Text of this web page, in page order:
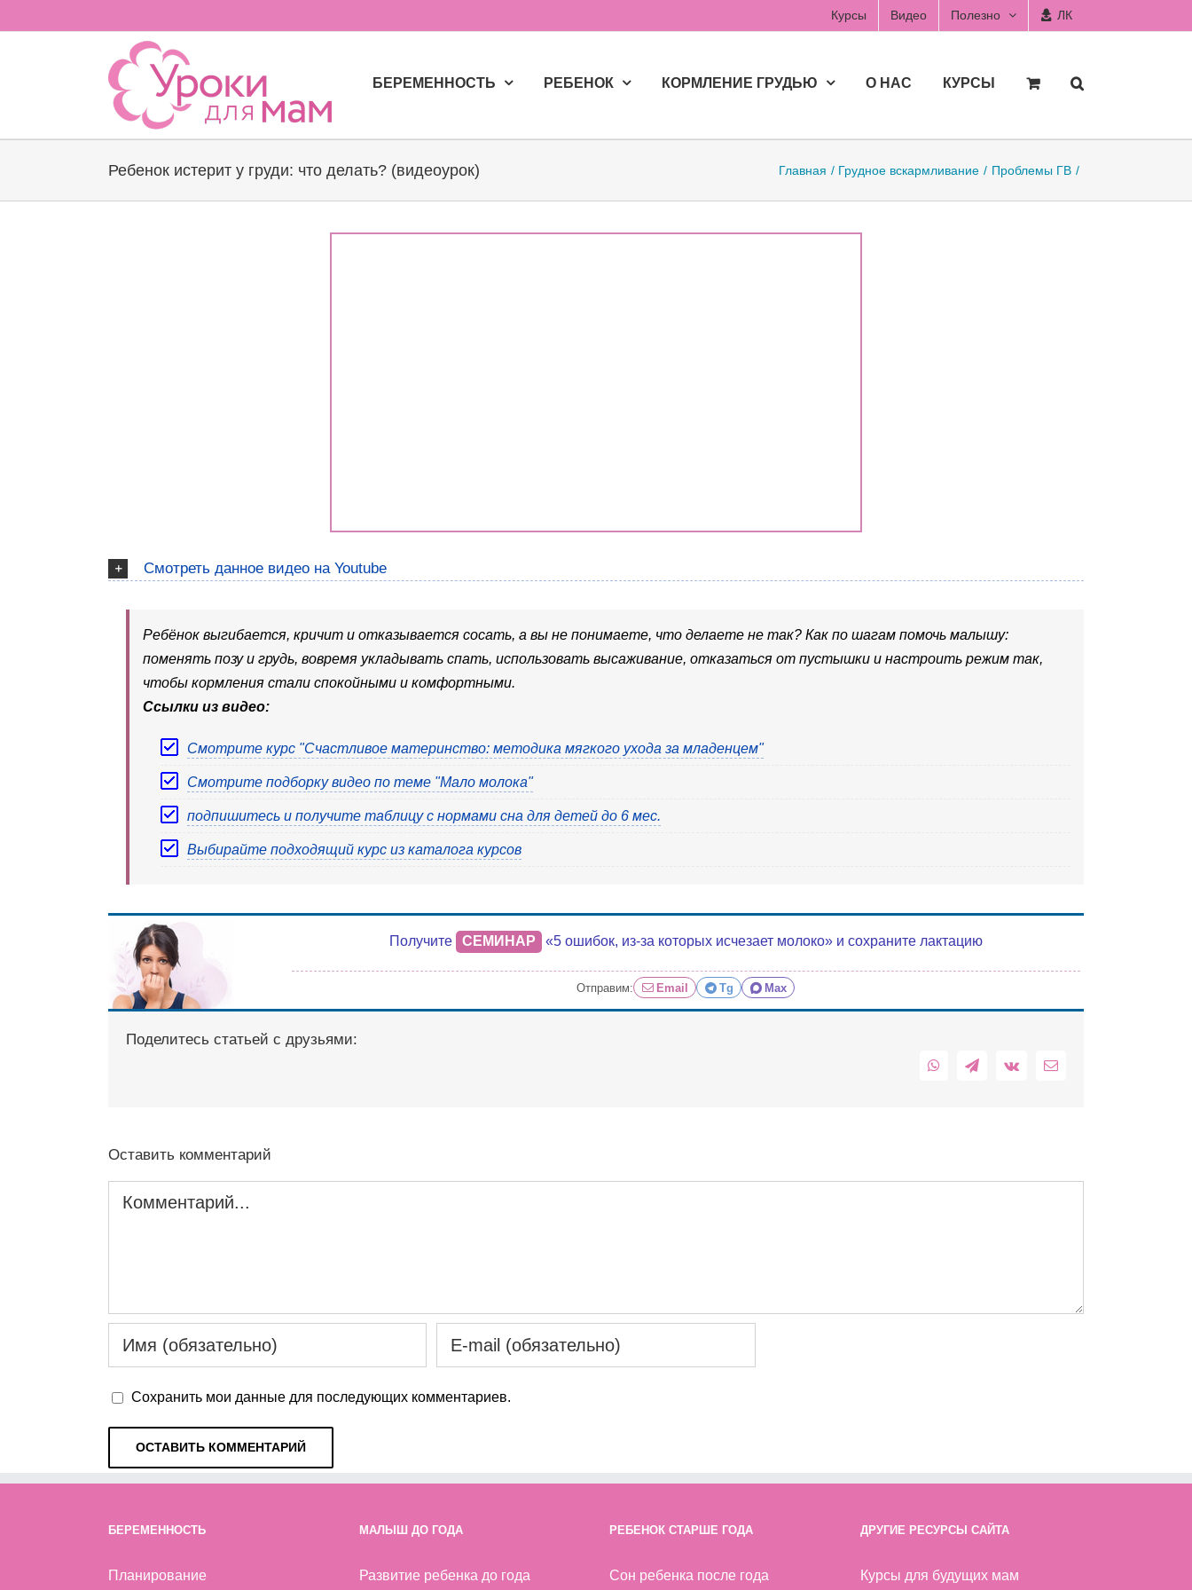
to
Курсы Видео Полезно ЛК
БЕРЕМЕННОСТЬ РЕБЕНОК КОРМЛЕНИЕ ГРУДЬЮ О НАС КУРСЫ
Ребенок истерит у груди: что делать? (видеоурок) Главная Грудное вскармливание Проблемы ГВ
Смотреть данное видео на Youtube
Ребёнок выгибается, кричит и отказывается сосать, а вы не понимаете, что делаете не так? Как по шагам помочь малышу:
поменять позу и грудь, вовремя укладывать спать, использовать высаживание, отказаться от пустышки и настроить режим так,
чтобы кормления стали спокойными и комфортными.
Ссылки из видео:
Смотрите курс "Счастливое материнство: методика мягкого ухода за младенцем"
Смотрите подборку видео по теме "Мало молока"
подпишитесь и получите таблицу с нормами сна для детей до 6 мес.
Выбирайте подходящий курс из каталога курсов
Получите СЕМИНАР «5 ошибок, из-за которых исчезает молоко» и сохраните лактацию
Отправим: Email Tg Max
Поделитесь статьей с друзьями:
WhatsAppTelegram
Vk Email
Оставить комментарий
Сохранить мои данные для последующих комментариев.
БЕРЕМЕННОСТЬ
Планирование
МАЛЫШ ДО ГОДА
Развитие ребенка до года
РЕБЕНОК СТАРШЕ ГОДА
Сон ребенка после года
ДРУГИЕ РЕСУРСЫ САЙТА
Курсы для будущих мам